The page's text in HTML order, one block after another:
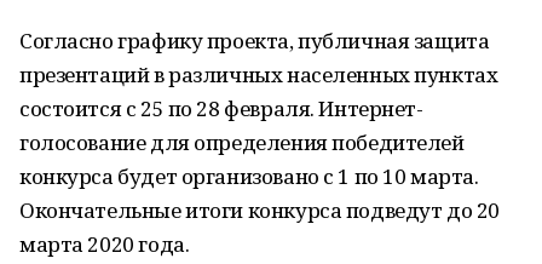
Согласно графику проекта, публичная защита
презентаций в различных населенных пунктах
состоится с 25 по 28 февраля. Интернет-
голосование для определения победителей
конкурса будет организовано с 1 по 10 марта.
Окончательные итоги конкурса подведут до 20
марта 2020 года.